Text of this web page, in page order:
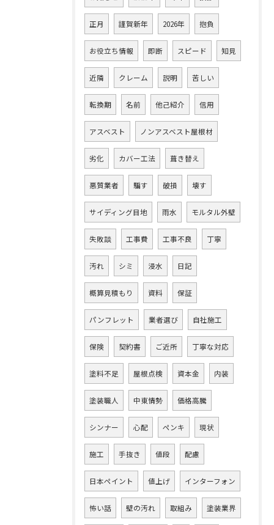
正月 謹賀新年 2026年 抱負
お役立ち情報 即断 スピード 知見
近隣 クレーム 説明 苦しい
転換期 名前 他己紹介 信用
アスベスト ノンアスベスト屋根材
劣化 カバー工法 葺き替え
悪質業者 騙す 破損 壊す
サイディング目地 雨水 モルタル外壁
失敗談 工事費 工事不良 丁寧
汚れ シミ 浸水 日記
概算見積もり 資料 保証
パンフレット 業者選び 自社施工
保険 契約書 ご近所 丁寧な対応
塗料不足 屋根点検 資本金 内装
塗装職人 中東情勢 価格高騰
シンナー 心配 ペンキ 現状
施工 手抜き 値段 配慮
日本ペイント 値上げ インターフォン
怖い話 壁の汚れ 取組み 塗装業界